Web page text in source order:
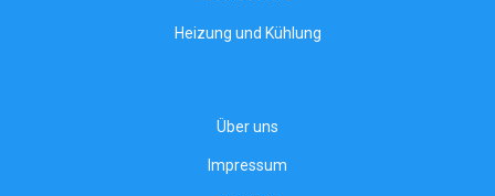
Heizung und Kühlung
Über uns
Impressum